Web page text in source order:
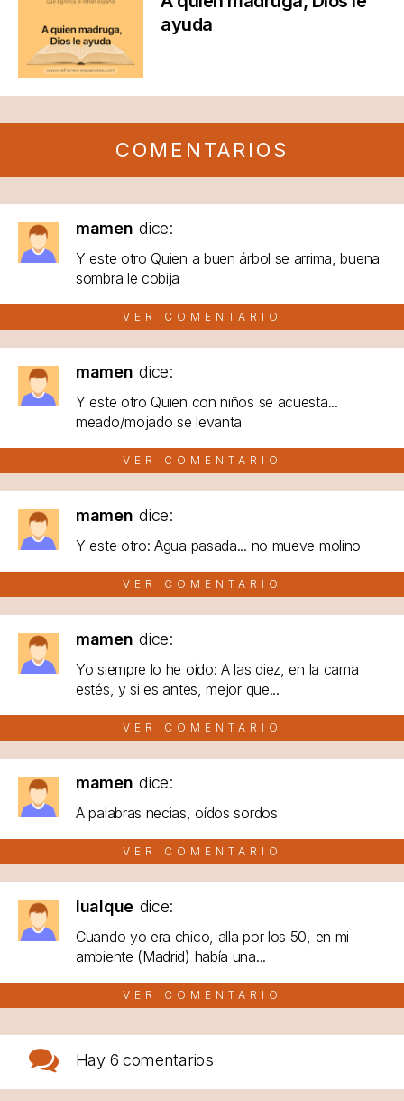
ayuda
COMENTARIOS
mamen dice:
Y este otro Quien a buen árbol se arrima, buena
sombra le cobija
VER COMENTARIO
mamen dice:
Y este otro Quien con niños se acuesta...
meado/mojado se levanta
VER COMENTARIO
mamen dice:
Y este otro: Agua pasada... no mueve molino
VER COMENTARIO
mamen dice:
Yo siempre lo he oído: A las diez, en la cama
estés, y si es antes, mejor que...
VER COMENTARIO
mamen dice:
A palabras necias, oídos sordos
VER COMENTARIO
lualque dice:
Cuando yo era chico, alla por los 50, en mi
ambiente (Madrid) había una...
VER COMENTARIO
Hay 6 comentarios